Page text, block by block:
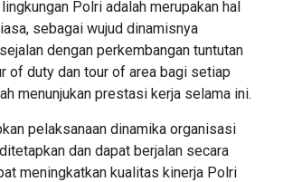
Polri adalah merupakan hal
sebagai wujud dinamisnya
dengan perkembangan tuntutan
of duty dan tour of area bagi setiap
menunjukan prestasi kerja selama ini.
pelaksanaan dinamika organisasi
dan dapat berjalan secara
meningkatkan kualitas kinerja Polri